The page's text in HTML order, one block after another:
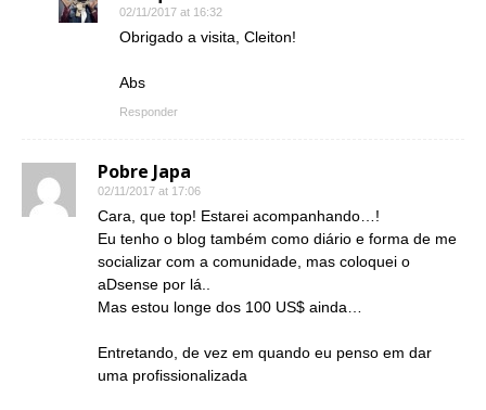
02/11/2017 at 16:32
Obrigado a visita, Cleiton!
Abs
Responder
Pobre Japa
02/11/2017 at 17:06
Cara, que top! Estarei acompanhando…!
Eu tenho o blog também como diário e forma de me
socializar com a comunidade, mas coloquei o
aDsense por lá..
Mas estou longe dos 100 US$ ainda…
Entretando, de vez em quando eu penso em dar
uma profissionalizada